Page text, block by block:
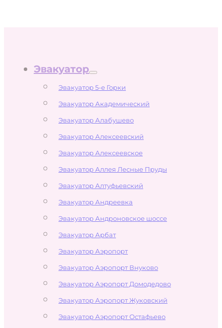
Эвакуатор
Эвакуатор 5-е Горки
Эвакуатор Академический
Эвакуатор Алабушево
Эвакуатор Алексеевский
Эвакуатор Алексеевское
Эвакуатор Аллея Лесные Пруды
Эвакуатор Алтуфьевский
Эвакуатор Андреевка
Эвакуатор Андроновское шоссе
Эвакуатор Арбат
Эвакуатор Аэропорт
Эвакуатор Аэропорт Внуково
Эвакуатор Аэропорт Домодедово
Эвакуатор Аэропорт Жуковский
Эвакуатор Аэропорт Остафьево